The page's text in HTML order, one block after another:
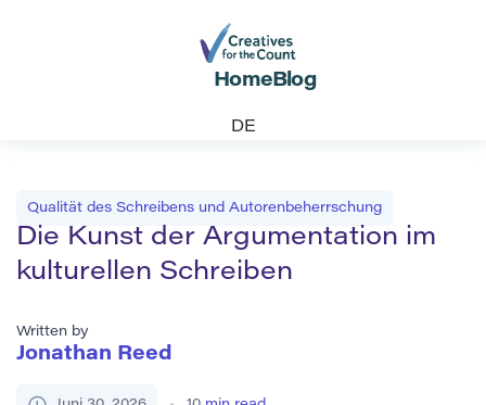
Home Blog
DE
Qualität des Schreibens und Autorenbeherrschung
Die Kunst der Argumentation im
kulturellen Schreiben
Written by
Jonathan Reed